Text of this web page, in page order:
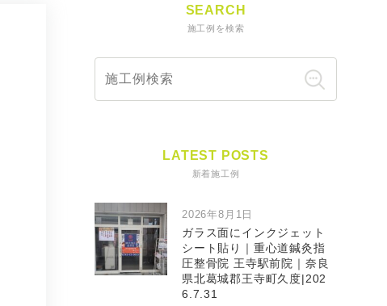
SEARCH
施工例を検索
LATEST POSTS
新着施工例
2026年8月1日
ガラス面にインクジェット
シート貼り｜重心道鍼灸指
圧整骨院 王寺駅前院｜奈良
県北葛城郡王寺町久度|202
6.7.31